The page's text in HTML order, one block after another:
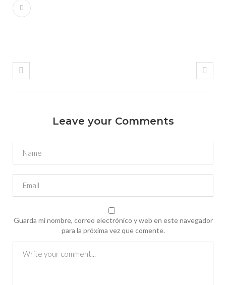
Leave your Comments
Guarda mi nombre, correo electrónico y web en este navegador
para la próxima vez que comente.